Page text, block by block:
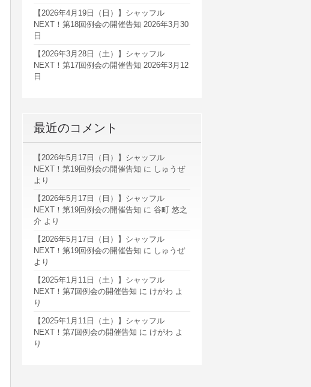
【2026年4月19日（日）】シャッフル
NEXT！第18回例会の開催告知 2026年3月30
日
【2026年3月28日（土）】シャッフル
NEXT！第17回例会の開催告知 2026年3月12
日
最近のコメント
【2026年5月17日（日）】シャッフル
NEXT！第19回例会の開催告知 に しゅうぜ
より
【2026年5月17日（日）】シャッフル
NEXT！第19回例会の開催告知 に谷町 悠之
介 より
【2026年5月17日（日）】シャッフル
NEXT！第19回例会の開催告知 に しゅうぜ
より
【2025年1月11日（土）】シャッフル
NEXT！第7回例会の開催告知 に けがわ よ
り
【2025年1月11日（土）】シャッフル
NEXT！第7回例会の開催告知 に けがわ よ
り